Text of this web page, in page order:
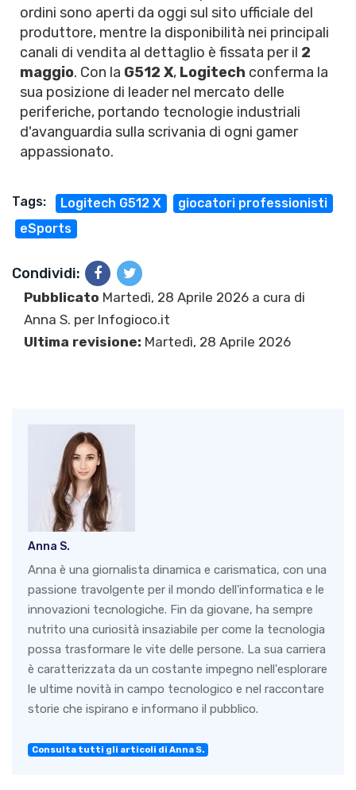
ordini sono aperti da oggi sul sito ufficiale del
produttore, mentre la disponibilità nei principali
canali di vendita al dettaglio è fissata per il 2
maggio. Con la G512 X, Logitech conferma la
sua posizione di leader nel mercato delle
periferiche, portando tecnologie industriali
d'avanguardia sulla scrivania di ogni gamer
appassionato.
Tags: Logitech G512 X
giocatori professionisti
eSports
Condividi:
Pubblicato Martedì, 28 Aprile 2026 a cura di
Anna S. per Infogioco.it
Ultima revisione: Martedì, 28 Aprile 2026
Anna S.
Anna è una giornalista dinamica e carismatica, con una
passione travolgente per il mondo dell'informatica e le
innovazioni tecnologiche. Fin da giovane, ha sempre
nutrito una curiosità insaziabile per come la tecnologia
possa trasformare le vite delle persone. La sua carriera
è caratterizzata da un costante impegno nell'esplorare
le ultime novità in campo tecnologico e nel raccontare
storie che ispirano e informano il pubblico.
Consulta tutti gli articoli di Anna S.